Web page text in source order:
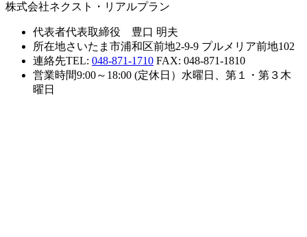
株式会社ネクスト・リアルプラン
代表者代表取締役 豊口 明夫
所在地さいたま市浦和区前地2-9-9 プルメリア前地102
連絡先TEL: 048-871-1710 FAX: 048-871-1810
営業時間9:00～18:00 (定休日）水曜日、第１・第３木
曜日